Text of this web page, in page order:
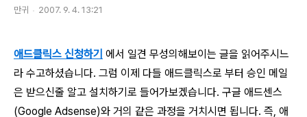
만귀 2007. 9. 4. 13:21
애드클릭스 신청하기 에서 일견 무성의해보이는 글을 읽어주시느
라 수고하셨습니다. 그럼 이제 다들 애드클릭스로 부터 승인 메일
은 받으신줄 알고 설치하기로 들어가보겠습니다. 구글 애드센스
(Google Adsense)와 거의 같은 과정을 거치시면 됩니다. 즉, 애